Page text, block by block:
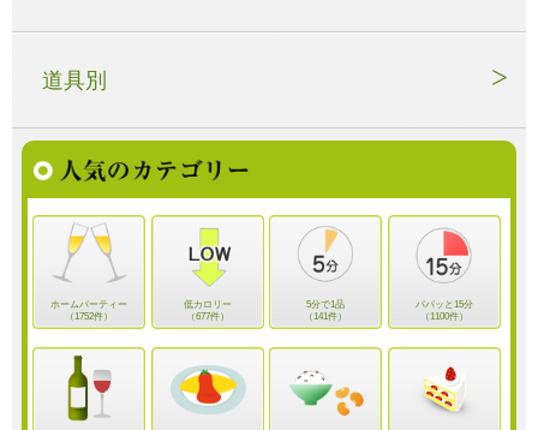
道具別
ホームパーティー
（1752件）
低カロリー
（677件）
5分で1品
（141件）
パパッと15分
（1100件）